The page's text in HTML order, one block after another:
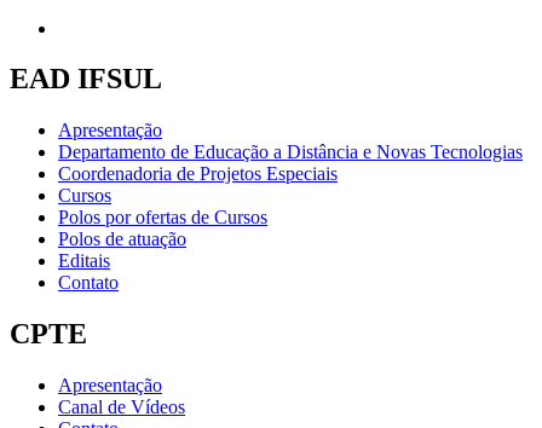
EAD IFSUL
Apresentação
Departamento de Educação a Distância e Novas Tecnologias
Coordenadoria de Projetos Especiais
Cursos
Polos por ofertas de Cursos
Polos de atuação
Editais
Contato
CPTE
Apresentação
Canal de Vídeos